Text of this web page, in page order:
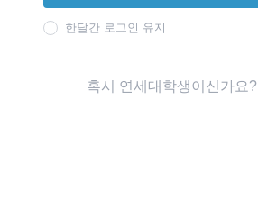
한달간 로그인 유지
혹시 연세대학생이신가요?